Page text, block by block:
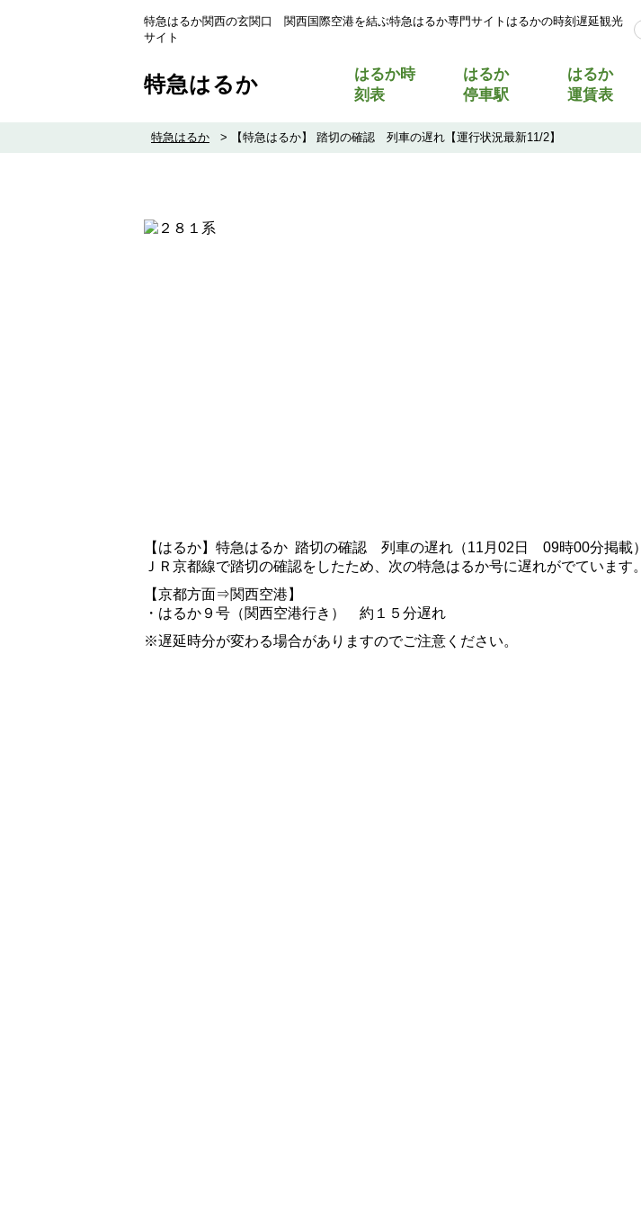
特急はるか関西の玄関口 関西国際空港を結ぶ特急はるか専門サイトはるかの時刻遅延観光
サイト
特急はるか
はるか時
刻表
はるか
停車駅
はるか
運賃表
特急はるか > 【特急はるか】 踏切の確認 列車の遅れ【運行状況最新11/2】
【はるか】特急はるか 踏切の確認 列車の遅れ（11月02日 09時00分掲載）
ＪＲ京都線で踏切の確認をしたため、次の特急はるか号に遅れがでています。
【京都方面⇒関西空港】
・はるか９号（関西空港行き） 約１５分遅れ
※遅延時分が変わる場合がありますのでご注意ください。